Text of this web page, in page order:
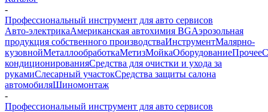
-
Профессиональный инструмент для авто сервисов
Авто-электрикаАмериканская автохимия BGАэрозольная
продукция собственного производстваИнструментМалярно-
кузовнойМеталлообработкаМетизМойкаОборудованиеПрочее
кондиционированияСредства для очистки и ухода за
рукамиСлесарный участокСредства защиты салона
автомобиляШиномонтаж
-
Профессиональный инструмент для авто сервисов